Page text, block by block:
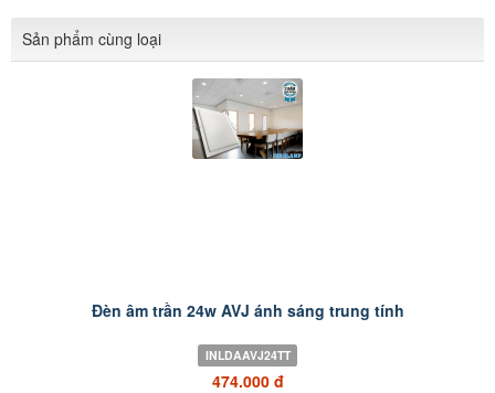
Sản phẩm cùng loại
Đèn âm trần 24w AVJ ánh sáng trung tính
INLDAAVJ24TT
474.000 đ